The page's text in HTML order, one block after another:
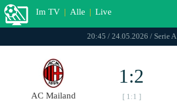
Im TV | Alle | Live
20:45 / 24.05.2026 / Serie A
AC Mailand
1:2
[ 1:1 ]